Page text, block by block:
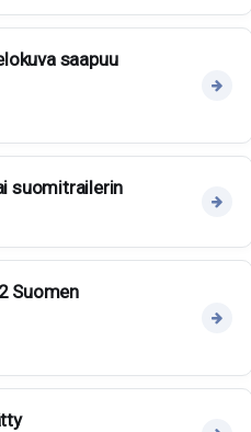
saapuu
suomitrailerin
Suomen